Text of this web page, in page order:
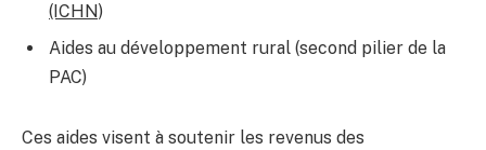
(ICHN)
Aides au développement rural (second pilier de la
PAC)
Ces aides visent à soutenir les revenus des